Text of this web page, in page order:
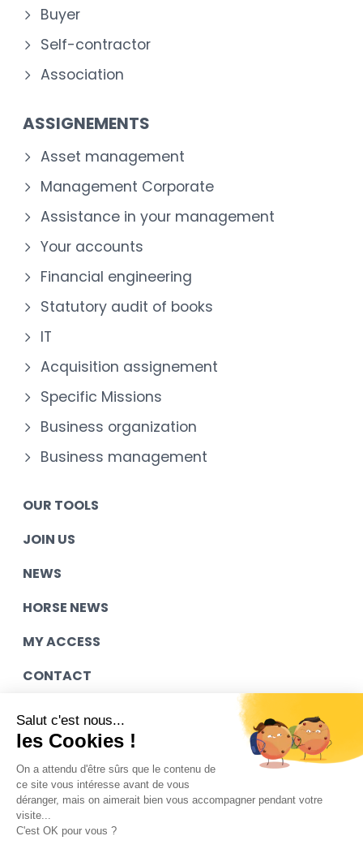
Buyer
Self-contractor
Association
ASSIGNEMENTS
Asset management
Management Corporate
Assistance in your management
Your accounts
Financial engineering
Statutory audit of books
IT
Acquisition assignement
Specific Missions
Business organization
Business management
OUR TOOLS
JOIN US
NEWS
HORSE NEWS
MY ACCESS
CONTACT
Legal Notice
Contact
Sitemap
Mediapilote
Salut c'est nous...
les Cookies !
On a attendu d'être sûrs que le contenu de
ce site vous intéresse avant de vous
déranger, mais on aimerait bien vous accompagner pendant votre
visite...
C'est OK pour vous ?